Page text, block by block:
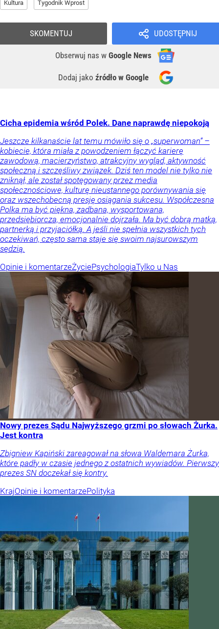
Kultura Tygodnik Wprost
UDOSTĘPNIJ
Obserwuj nas w Google News
Dodaj jako źródło w Google
SKOMENTUJ
Cicha epidemia wśród Polek. Dane naprawdę niepokoją
Jeszcze kilkanaście lat temu mówiło się o „superwoman” –
kobiecie, która miała z powodzeniem łączyć karierę
zawodową, macierzyństwo, atrakcyjny wygląd, aktywność
społeczną i szczęśliwy związek. Dziś ten model nie tylko nie
zniknął, ale został spotęgowany przez media
społecznościowe, kulturę nieustannego porównywania się
oraz wszechobecną presję osiągania sukcesu. Współczesna
Polka ma być piękna, zadbana, wysportowana,
przedsiębiorcza, emocjonalnie dojrzała. Ma być dobrą matką,
partnerką i przyjaciółką. A jeśli nie spełnia wszystkich tych
oczekiwań, często sama staje się swoim najsurowszym
sędzią.
Opinie i komentarzeŻyciePsychologiaTylko u Nas
Nowy prezes Sądu Najwyższego grzmi po słowach Żurka.
Jest kontra
Zbigniew Kapiński zareagował na słowa Waldemara Żurka,
które padły w czasie jednego z ostatnich wywiadów. Pierwszy
prezes SN doczekał się kontry.
KrajOpinie i komentarzePolityka